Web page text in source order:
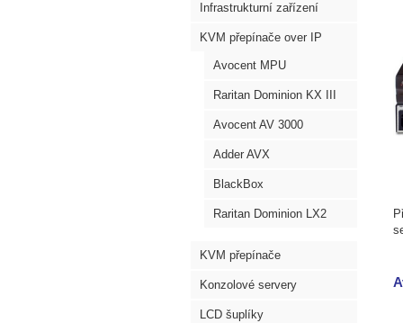
Infrastrukturní zařízení
KVM přepínače over IP
Avocent MPU
Raritan Dominion KX III
Avocent AV 3000
Adder AVX
BlackBox
Raritan Dominion LX2
KVM přepínače
Konzolové servery
LCD šuplíky